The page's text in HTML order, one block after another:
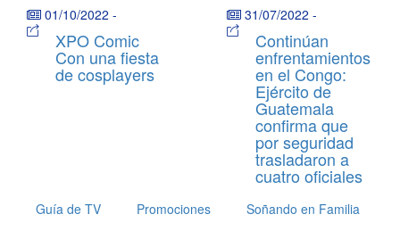
01/10/2022 -
XPO Comic
Con una fiesta
de cosplayers
31/07/2022 -
Continúan
enfrentamientos
en el Congo:
Ejército de
Guatemala
confirma que
por seguridad
trasladaron a
cuatro oficiales
Guía de TV Promociones
Soñando en Familia